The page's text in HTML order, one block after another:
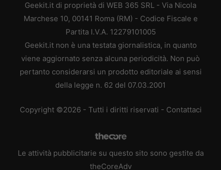
Geekit.it di proprietà di WEB 365 SRL - Via Nicola
Marchese 10, 00141 Roma (RM) - Codice Fiscale e
Partita I.V.A. 12279101005
Geekit.it non è una testata giornalistica, in quanto
viene aggiornato senza alcuna periodicità. Non può
pertanto considerarsi un prodotto editoriale ai sensi
della legge n. 62 del 07.03.2001
Copyright ©2026 - Tutti i diritti riservati - Contattaci
Le attività pubblicitarie su questo sito sono gestite da
theCoreAdv